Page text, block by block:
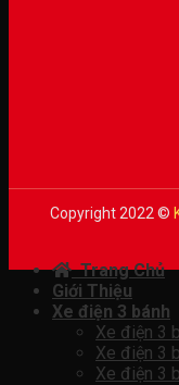
Copyright 2022 ©
Trang Chủ
Giới Thiệu
Xe điện 3 bánh
Xe điện 3
Xe điện 3
Xe điện 3